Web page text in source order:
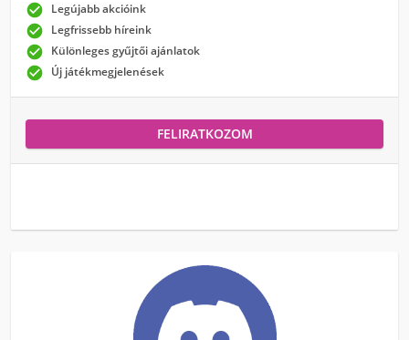
 Legújabb akcióink
 Legfrissebb híreink
 Különleges gyűjtői ajánlatok
 Új játékmegjelenések
FELIRATKOZOM